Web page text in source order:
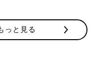
っと見る